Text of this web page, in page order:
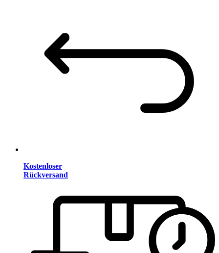
Kostenloser
Rückversand